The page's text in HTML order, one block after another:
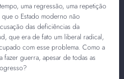
uma regressão, uma repetição
o Estado moderno não
das deficiências da
que era de fato um liberal radical,
com esse problema. Como a
guerra, apesar de todas as